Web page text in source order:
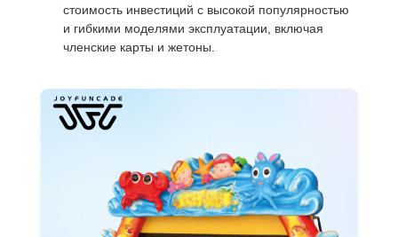
стоимость инвестиций с высокой популярностью
и гибкими моделями эксплуатации, включая
членские карты и жетоны.